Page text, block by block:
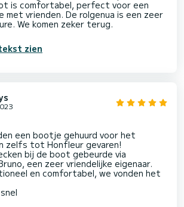
is comfortabel, perfect voor een
met vrienden. De rolgenua is een zeer
zien
een bootje gehuurd voor het
zelfs tot Honfleur gevaren!
bij de boot gebeurde via
een zeer vriendelijke eigenaar.
en comfortabel, we vonden het